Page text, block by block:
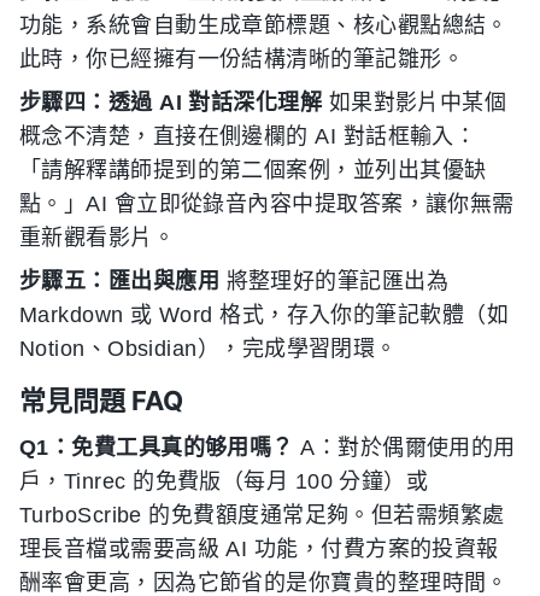
功能，系統會自動生成章節標題、核心觀點總結。
此時，你已經擁有一份結構清晰的筆記雛形。
步驟四：透過 AI 對話深化理解 如果對影片中某個
概念不清楚，直接在側邊欄的 AI 對話框輸入：
「請解釋講師提到的第二個案例，並列出其優缺
點。」AI 會立即從錄音內容中提取答案，讓你無需
重新觀看影片。
步驟五：匯出與應用 將整理好的筆記匯出為
Markdown 或 Word 格式，存入你的筆記軟體（如
Notion、Obsidian），完成學習閉環。
常見問題 FAQ
Q1：免費工具真的够用嗎？ A：對於偶爾使用的用
戶，Tinrec 的免費版（每月 100 分鐘）或
TurboScribe 的免費額度通常足夠。但若需頻繁處
理長音檔或需要高級 AI 功能，付費方案的投資報
酬率會更高，因為它節省的是你寶貴的整理時間。